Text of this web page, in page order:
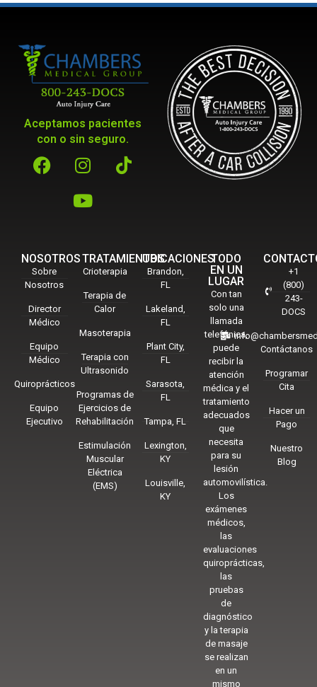
Aceptamos pacientes
con o sin seguro.
NOSOTROS
Sobre
Nosotros
Director
Médico
Equipo
Médico
Quiroprácticos
Equipo
Ejecutivo
TRATAMIENTOS
Crioterapia
Terapia de
Calor
Masoterapia
Terapia con
Ultrasonido
Programas de
Ejercicios de
Rehabilitación
Estimulación
Muscular
Eléctrica
(EMS)
UBICACIONES
Brandon,
FL
Lakeland,
FL
Plant City,
FL
Sarasota,
FL
Tampa, FL
Lexington,
KY
Louisville,
KY
TODO
EN UN
LUGAR
Con tan
solo una
llamada
telefónica,
puede
recibir la
atención
médica y el
tratamiento
adecuados
que
necesita
para su
lesión
automovilística.
Los
exámenes
médicos,
las
evaluaciones
quiroprácticas,
las
pruebas
de
diagnóstico
y la terapia
de masaje
se realizan
en un
mismo
+1
(800)
243-
DOCS
Contáctanos
Programar
Cita
Hacer un
Pago
Nuestro
Blog